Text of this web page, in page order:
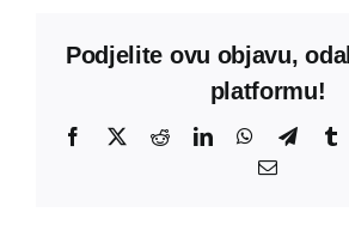
Podjelite ovu objavu,
platformu!
Facebook
X RedditLinkedInWhatsApp
Email: